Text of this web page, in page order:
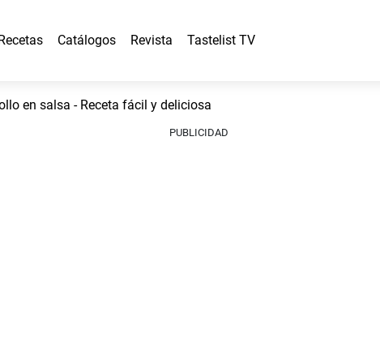
Catálogos Revista Tastelist TV
en salsa - Receta fácil y deliciosa
PUBLICIDAD